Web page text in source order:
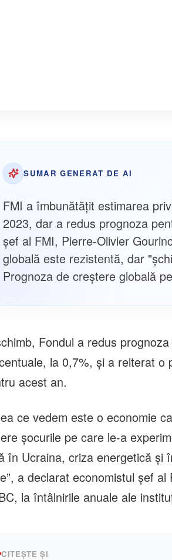
SUMAR GENERAT DE AI
FMI a îmbunătăţit estimarea
2023, dar a redus prognoza
şef al FMI, Pierre-Olivier
globală este rezistentă, dar
Prognoza de creştere globală
Fondul a redus
la 0,7%, şi a reiterat o
acest an.
ce vedem este o economie
şocurile pe care le-a
în Ucraina, criza energetică şi
a declarat economistul şef
la întâlnirile anuale ale
CITEȘTE ȘI